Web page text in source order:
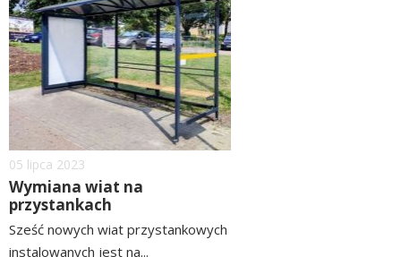
Dodano
05 lipca 2023
Wymiana wiat na
przystankach
Sześć nowych wiat przystankowych
instalowanych jest na...